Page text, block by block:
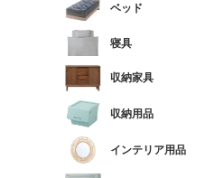
ベッド
寝具
収納家具
収納用品
インテリア用品